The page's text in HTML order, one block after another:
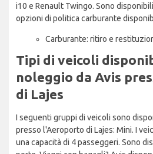
i10 e Renault Twingo. Sono
opzioni di politica carburante
Carburante: ritiro e
Tipi di veicoli
noleggio da Avis
di Lajes
I seguenti gruppi di veicoli sono
presso l'Aeroporto di Lajes: Mini. I
una capacità di 4 passeggeri. Sono